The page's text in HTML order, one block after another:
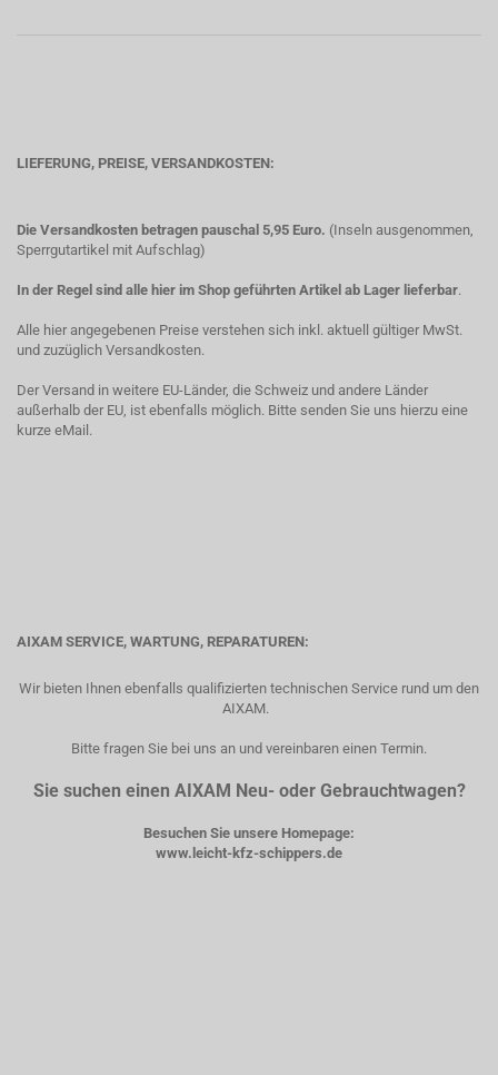
LIEFERUNG, PREISE, VERSANDKOSTEN:
Die Versandkosten betragen pauschal 5,95 Euro. (Inseln ausgenommen,
Sperrgutartikel mit Aufschlag)
In der Regel sind alle hier im Shop geführten Artikel ab Lager lieferbar.
Alle hier angegebenen Preise verstehen sich inkl. aktuell gültiger MwSt.
und zuzüglich Versandkosten.
Der Versand in weitere EU-Länder, die Schweiz und andere Länder
außerhalb der EU, ist ebenfalls möglich. Bitte senden Sie uns hierzu eine
kurze eMail.
AIXAM SERVICE, WARTUNG, REPARATUREN:
Wir bieten Ihnen ebenfalls qualifizierten technischen Service rund um den
AIXAM.
Bitte fragen Sie bei uns an und vereinbaren einen Termin.
Sie suchen einen AIXAM Neu- oder Gebrauchtwagen?
Besuchen Sie unsere Homepage:
www.leicht-kfz-schippers.de